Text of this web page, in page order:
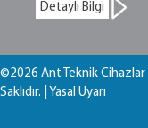
Detaylı Bilgi
©2026 Ant Teknik Cihazlar
Saklıdır. | Yasal Uyarı